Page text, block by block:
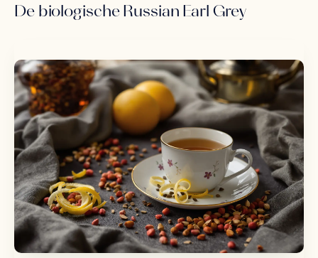
De biologische Russian Earl Grey